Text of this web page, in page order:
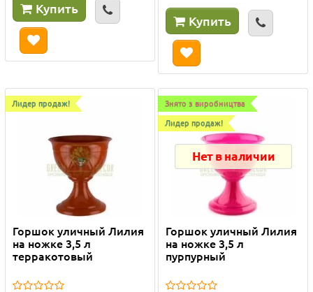
Купить
Купить
Лидер продаж!
Горшок уличный Лилия
на ножке 3,5 л
терракотовый
Знято з виробництва
Лидер продаж!
Нет в наличии
Горшок уличный Лилия
на ножке 3,5 л
пурпурный